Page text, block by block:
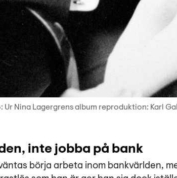
Ur Nina Lagergrens album reproduktion: Karl
inte jobba på bank
börja arbeta inom bankvärlden,